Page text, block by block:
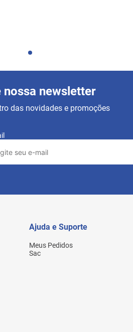
nossa newsletter
das novidades e promoções
Ajuda e Suporte
Meus Pedidos
Sac